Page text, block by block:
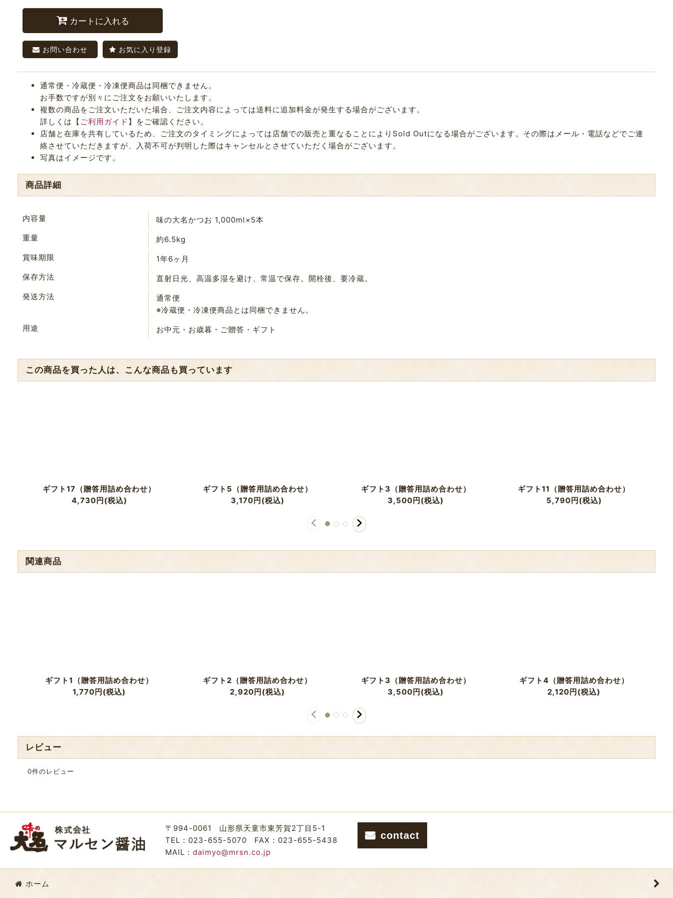
カートに入れる
お問い合わせ お気に入り登録
通常便・冷蔵便・冷凍便商品は同梱できません。
お手数ですが別々にご注文をお願いいたします。
複数の商品をご注文いただいた場合、ご注文内容によっては送料に追加料金が発生する場合がございます。
詳しくは【 ご利用ガイド 】をご確認ください。
店舗と在庫を共有しているため、ご注文のタイミングによっては店舗での販売と重なることによりSold Outになる場合がございます。その際はメール・電話などでご連
絡させていただきますが、入荷不可が判明した際はキャンセルとさせていただく場合がございます。
写真はイメージです。
商品詳細
内容量
味の大名かつお 1,000ml×5本
重量
約6.5kg
賞味期限
1年6ヶ月
保存方法
直射日光、高温多湿を避け、常温で保存。開栓後、要冷蔵。
発送方法
通常便
※冷蔵便・冷凍便商品とは同梱できません。
用途
お中元・お歳暮・ご贈答・ギフト
この商品を買った人は、こんな商品も買っています
ギフト17（贈答用詰め合わせ）
4,730円(税込)
ギフト5（贈答用詰め合わせ）
3,170円(税込)
ギフト3（贈答用詰め合わせ）
3,500円(税込)
ギフト11（贈答用詰め合わせ）
5,790円(税込)
関連商品
ギフト1（贈答用詰め合わせ）
1,770円(税込)
ギフト2（贈答用詰め合わせ）
2,920円(税込)
ギフト3（贈答用詰め合わせ）
3,500円(税込)
ギフト4（贈答用詰め合わせ）
2,120円(税込)
レビュー
0件のレビュー
〒994-0061
山形県天童市東芳賀2丁目5-1
TEL：023-655-5070
FAX：023-655-5438
MAIL： daimyo@mrsn.co.jp
contact
ホーム